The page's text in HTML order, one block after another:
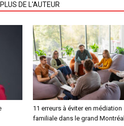
PLUS DE L'AUTEUR
11 erreurs à éviter en médiation
familiale dans le grand Montréal